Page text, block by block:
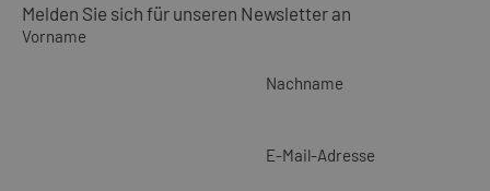
Melden Sie sich für unseren Newsletter an
Vorname
Nachname
E-Mail-Adresse